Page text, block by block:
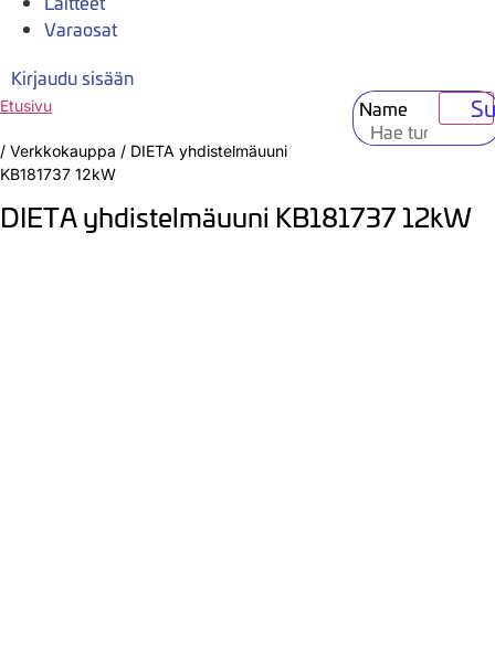
Varaosat
Kirjaudu sisään
Name
Etusivu
/ Verkkokauppa / DIETA yhdistelmäuuni
KB181737 12kW
DIETA yhdistelmäuuni KB181737 12kW